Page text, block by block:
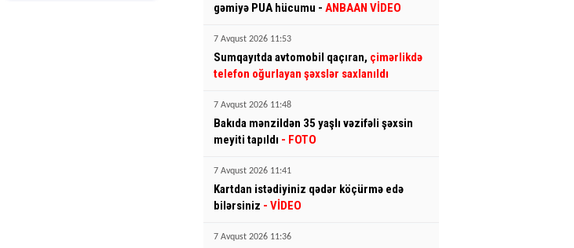
gəmiyə PUA hücumu - ANBAAN VİDEO
7 Avqust 2026 11:53
Sumqayıtda avtomobil qaçıran, çimərlikdə
telefon oğurlayan şəxslər saxlanıldı
7 Avqust 2026 11:48
Bakıda mənzildən 35 yaşlı vəzifəli şəxsin
meyiti tapıldı - FOTO
7 Avqust 2026 11:41
Kartdan istədiyiniz qədər köçürmə edə
bilərsiniz - VİDEO
7 Avqust 2026 11:36